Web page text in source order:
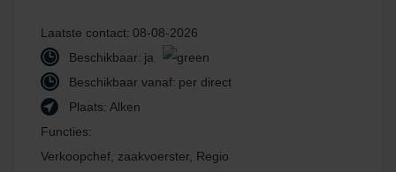
Laatste contact: 08-08-2026
Beschikbaar: ja
Beschikbaar vanaf: per direct
Plaats: Alken
Functies:
Verkoopchef, zaakvoerster, Regio